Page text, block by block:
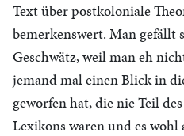
Text über postkoloniale
bemerkenswert. Man gefällt
Geschwätz, weil man eh
jemand mal einen Blick in
geworfen hat, die nie Teil
Lexikons waren und es